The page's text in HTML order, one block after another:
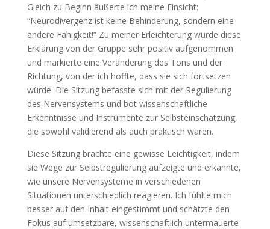
Gleich zu Beginn äußerte ich meine Einsicht:
“Neurodivergenz ist keine Behinderung, sondern eine
andere Fähigkeit!” Zu meiner Erleichterung wurde diese
Erklärung von der Gruppe sehr positiv aufgenommen
und markierte eine Veränderung des Tons und der
Richtung, von der ich hoffte, dass sie sich fortsetzen
würde. Die Sitzung befasste sich mit der Regulierung
des Nervensystems und bot wissenschaftliche
Erkenntnisse und Instrumente zur Selbsteinschätzung,
die sowohl validierend als auch praktisch waren.
Diese Sitzung brachte eine gewisse Leichtigkeit, indem
sie Wege zur Selbstregulierung aufzeigte und erkannte,
wie unsere Nervensysteme in verschiedenen
Situationen unterschiedlich reagieren. Ich fühlte mich
besser auf den Inhalt eingestimmt und schätzte den
Fokus auf umsetzbare, wissenschaftlich untermauerte